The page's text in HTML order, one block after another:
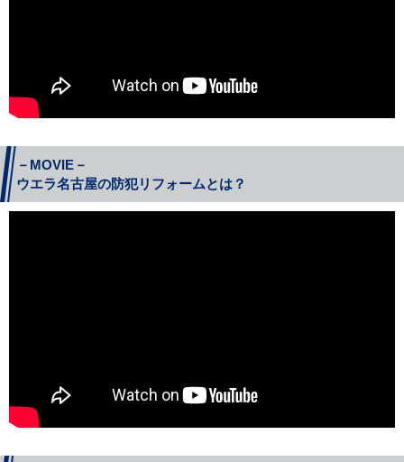
－MOVIE－
ウエラ名古屋の防犯リフォームとは？